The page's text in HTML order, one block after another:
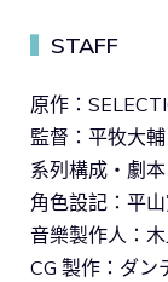
STAFF
原作：
監督：平牧大輔
系列構成・劇
角色設記：平
音樂製作人：
CG 製作：ダン